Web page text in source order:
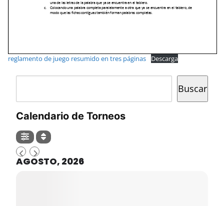
reglamento de juego resumido en tres páginas Descarga
Buscar
Calendario de Torneos
AGOSTO, 2026